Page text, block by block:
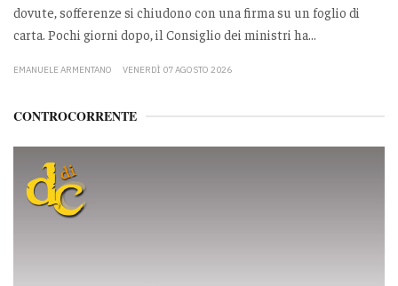
dovute, sofferenze si chiudono con una firma su un foglio di
carta. Pochi giorni dopo, il Consiglio dei ministri ha...
EMANUELE ARMENTANO VENERDÌ 07 AGOSTO 2026
CONTROCORRENTE